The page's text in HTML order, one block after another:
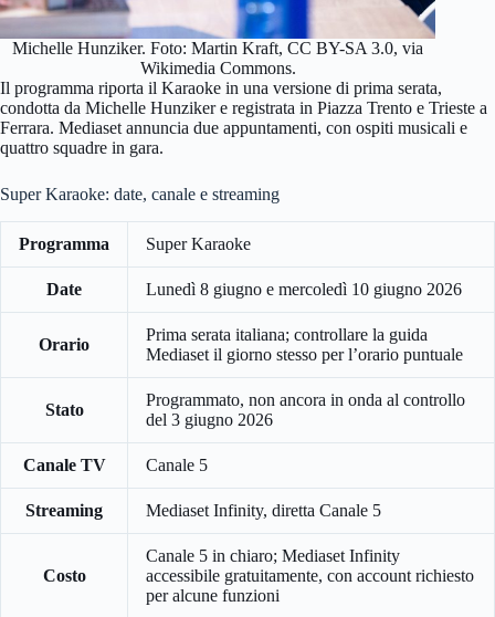
Michelle Hunziker. Foto: Martin Kraft, CC BY-SA 3.0, via
Wikimedia Commons.
Il programma riporta il Karaoke in una versione di prima serata,
condotta da Michelle Hunziker e registrata in Piazza Trento e Trieste a
Ferrara. Mediaset annuncia due appuntamenti, con ospiti musicali e
quattro squadre in gara.
Super Karaoke: date, canale e streaming
Programma Super Karaoke
Date Lunedì 8 giugno e mercoledì 10 giugno 2026
Orario
Prima serata italiana; controllare la guida
Mediaset il giorno stesso per l’orario puntuale
Stato
Programmato, non ancora in onda al controllo
del 3 giugno 2026
Canale TV Canale 5
Streaming Mediaset Infinity, diretta Canale 5
Costo
Canale 5 in chiaro; Mediaset Infinity
accessibile gratuitamente, con account richiesto
per alcune funzioni